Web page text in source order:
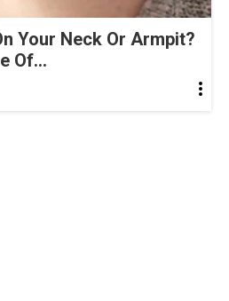
Your Neck Or Armpit?
Of...